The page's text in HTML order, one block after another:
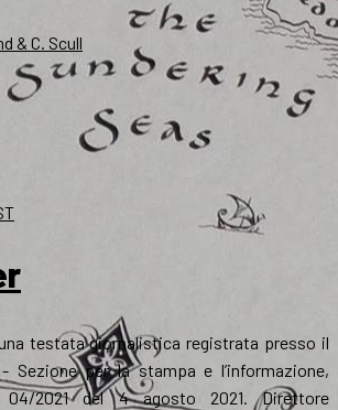
& C. Scull
testata giornalistica registrata presso il
Sezione per la stampa e l’informazione,
04/2021 del 4 agosto 2021. Direttore